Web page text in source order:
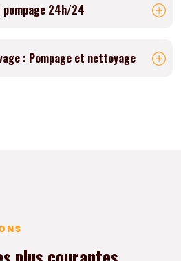
24h/24
: Pompage et nettoyage